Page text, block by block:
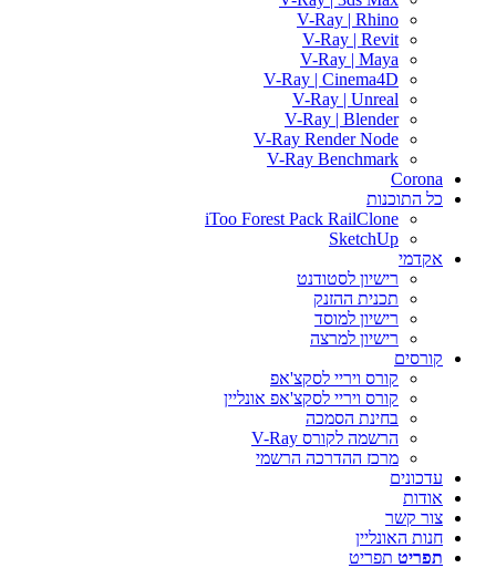
V-Ray | Rhino
V-Ray | Revit
V-Ray | Maya
V-Ray | Cinema4D
V-Ray | Unreal
V-Ray | Blender
V-Ray Render Node
V-Ray Benchmark
Corona
כל התוכנות
iToo Forest Pack RailClone
SketchUp
אקדמי
רישיון לסטודנט
תכנית ההזנק
רישיון למוסד
רישיון למרצה
קורסים
קורס ויריי לסקצ'אפ
קורס ויריי לסקצ'אפ אונליין
בחינת הסמכה
הרשמה לקורס V-Ray
מרכז ההדרכה הרשמי
עדכונים
אודות
צור קשר
חנות האונליין
תפריט תפריט